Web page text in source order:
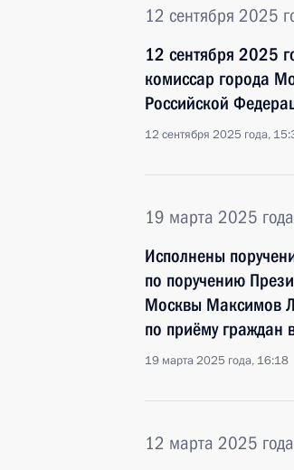
12 сентября 2025
12 сентября 2025
комиссар города
Российской
12 сентября 2025 года,
19 марта 2025
Исполнены
по поручению
Москвы Максимов
по приёму
19 марта 2025 года, 16:18
12 марта 2025